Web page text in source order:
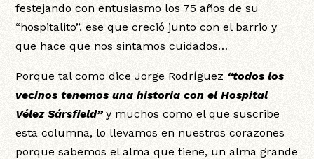
festejando con entusiasmo los 75 años de su
“hospitalito”, ese que creció junto con el barrio y
que hace que nos sintamos cuidados…
Porque tal como dice Jorge Rodríguez “todos los
vecinos tenemos una historia con el Hospital
Vélez Sársfield”y muchos como el que suscribe
esta columna, lo llevamos en nuestros corazones
porque sabemos el alma que tiene, un alma grande